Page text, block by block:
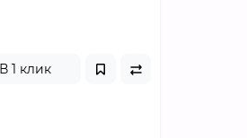
В 1 клик